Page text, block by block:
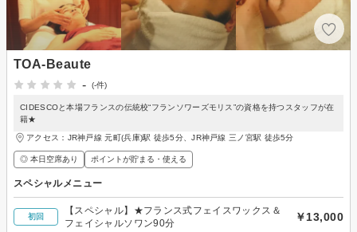
TOA‐Beaute
-
(-件)
CIDESCOと本場フランスの伝統校“フランソワーズモリス”の資格を持つスタッフが在
籍★
アクセス：JR神戸線 元町(兵庫)駅 徒歩5分、JR神戸線 三ノ宮駅 徒歩5分
◎ 本日空席あり ポイントが貯まる・使える
スペシャルメニュー
初回
【スペシャル】★フランス式フェイスワックス＆
フェイシャルソワン90分
￥13,000